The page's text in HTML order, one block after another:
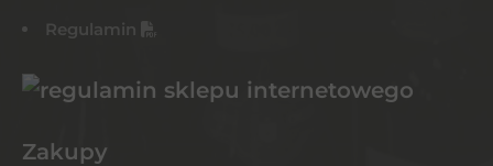
Regulamin
Zakupy